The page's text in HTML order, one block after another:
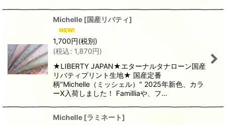
Michelle [国産リバティ]
1,700円(税別)
(税込: 1,870円)
★LIBERTY JAPAN★エターナルタナローン国産
リバティプリント生地★ 国産定番
柄"Michelle（ミッシェル）" 2025年新色、カラ
ーX入荷しました！ Familliaや、フ…
Michelle [ラミネート]